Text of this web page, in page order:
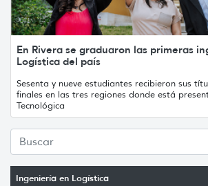
Ingeniería en Logística
En Rivera se graduaron las primeras
Logística del país
Sesenta y nueve estudiantes recibieron sus
finales en las tres regiones donde está
Tecnológica